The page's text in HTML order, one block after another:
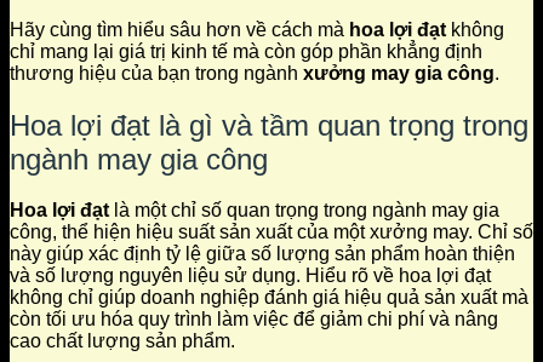
Hãy cùng tìm hiểu sâu hơn về cách mà hoa lợi đạt không
chỉ mang lại giá trị kinh tế mà còn góp phần khẳng định
thương hiệu của bạn trong ngành xưởng may gia công.
Hoa lợi đạt là gì và tầm quan trọng trong
ngành may gia công
Hoa lợi đạtlà một chỉ số quan trọng trong ngành may gia
công, thể hiện hiệu suất sản xuất của một xưởng may. Chỉ số
này giúp xác định tỷ lệ giữa số lượng sản phẩm hoàn thiện
và số lượng nguyên liệu sử dụng. Hiểu rõ về hoa lợi đạt
không chỉ giúp doanh nghiệp đánh giá hiệu quả sản xuất mà
còn tối ưu hóa quy trình làm việc để giảm chi phí và nâng
cao chất lượng sản phẩm.